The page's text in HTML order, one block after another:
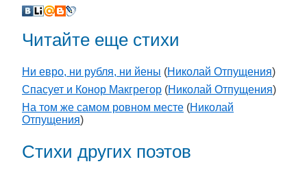
Читайте еще стихи
Ни евро, ни рубля, ни йены (Николай Отпущения)
Спасует и Конор Макгрегор (Николай Отпущения)
На том же самом ровном месте (Николай
Отпущения)
Стихи других поэтов